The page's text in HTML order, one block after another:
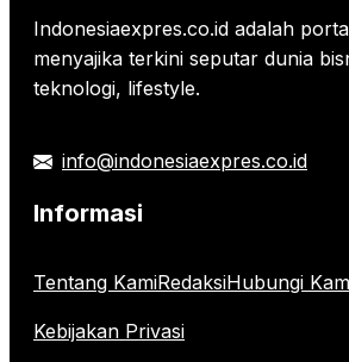
Indonesiaexpres.co.id adalah
menyajika terkini seputar dunia
teknologi, lifestyle.
info@indonesiaexpres.co.id
Informasi
Tentang KamiRedaksiHubungi
Kebijakan Privasi